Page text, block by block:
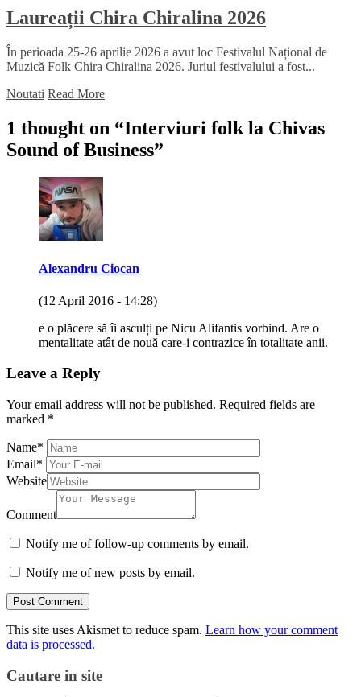
Laureații Chira Chiralina 2026
În perioada 25-26 aprilie 2026 a avut loc Festivalul Național de
Muzică Folk Chira Chiralina 2026. Juriul festivalului a fost...
Noutati Read More
1 thought on “Interviuri folk la Chivas
Sound of Business”
Alexandru Ciocan
(12 April 2016 - 14:28)
e o plăcere să îi asculți pe Nicu Alifantis vorbind. Are o
mentalitate atât de nouă care-i contrazice în totalitate anii.
Leave a Reply
Your email address will not be published. Required fields are
marked *
Name*
Email*
Website
Comment
Notify me of follow-up comments by email.
Notify me of new posts by email.
This site uses Akismet to reduce spam. Learn how your comment
data is processed.
Cautare in site